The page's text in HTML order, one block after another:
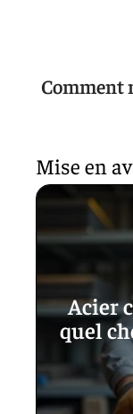
Mise en
Acier
quel